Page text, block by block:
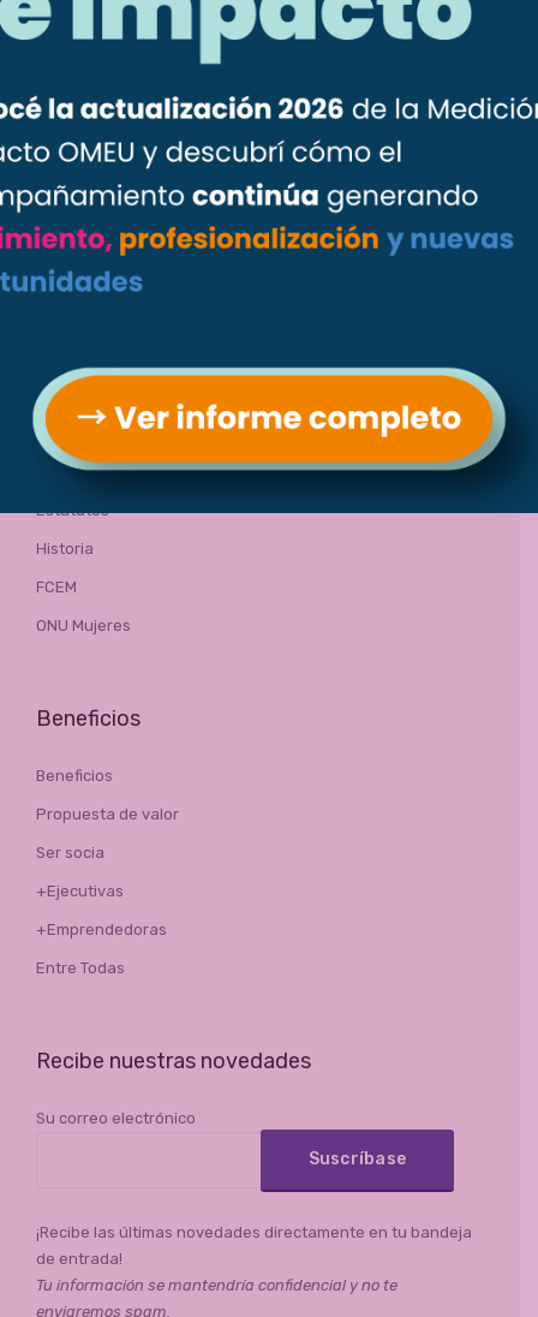
OMEU
La Organización de Mujeres Empresarias, Ejecutivas y
Emprendedoras del Uruguay es una organización civil sin
fines de lucro creada en 2009 dedicada a las mujeres
empresarias.
Generalidades
Sobre nosotras
Directiva
Estatutos
Historia
FCEM
ONU Mujeres
Beneficios
Beneficios
Propuesta de valor
Ser socia
+Ejecutivas
+Emprendedoras
Entre Todas
Recibe nuestras novedades
Su correo electrónico
¡Recibe las últimas novedades directamente en tu bandeja
de entrada!
Tu información se mantendría confidencial y no te
enviaremos spam.